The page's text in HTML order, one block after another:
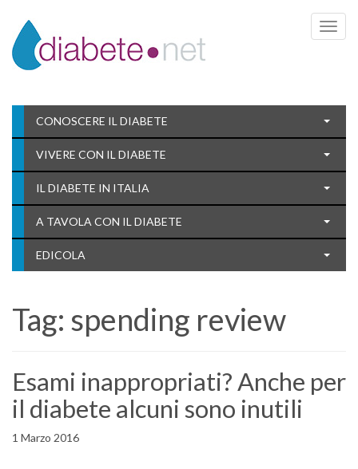
Toggle
CONOSCERE IL DIABETE
VIVERE CON IL DIABETE
IL DIABETE IN ITALIA
A TAVOLA CON IL DIABETE
EDICOLA
Tag: spending review
Esami inappropriati? Anche per
il diabete alcuni sono inutili
1 Marzo 2016